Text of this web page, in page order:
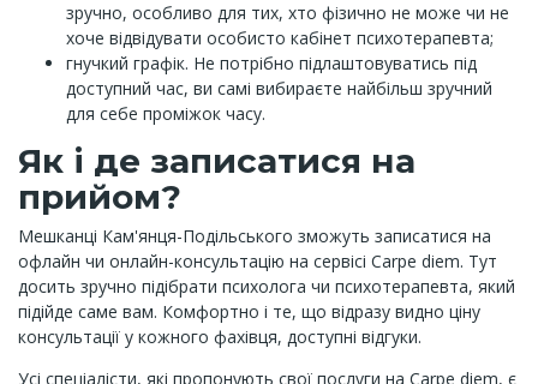
зручно, особливо для тих, хто фізично не може чи не
хоче відвідувати особисто кабінет психотерапевта;
гнучкий графік. Не потрібно підлаштовуватись під
доступний час, ви самі вибираєте найбільш зручний
для себе проміжок часу.
Як і де записатися на
прийом?
Мешканці Кам'янця-Подільського зможуть записатися на
офлайн чи онлайн-консультацію на сервісі Carpe diem. Тут
досить зручно підібрати психолога чи психотерапевта, який
підійде саме вам. Комфортно і те, що відразу видно ціну
консультації у кожного фахівця, доступні відгуки.
Усі спеціалісти, які пропонують свої послуги на Carpe diem, є